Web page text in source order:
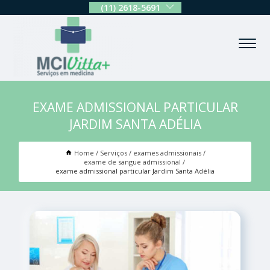
(11) 2618-5691
EXAME ADMISSIONAL PARTICULAR
JARDIM SANTA ADÉLIA
Home Serviços
exames admissionais
exame de sangue admissional
exame admissional particular Jardim Santa Adélia